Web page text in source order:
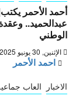
أحمد الأحمر
عبدالحميد..
الوطني
الإثنين, 30 يونيو 2025, 11:49 ص
احمد الأحمر
الاخبار العاب